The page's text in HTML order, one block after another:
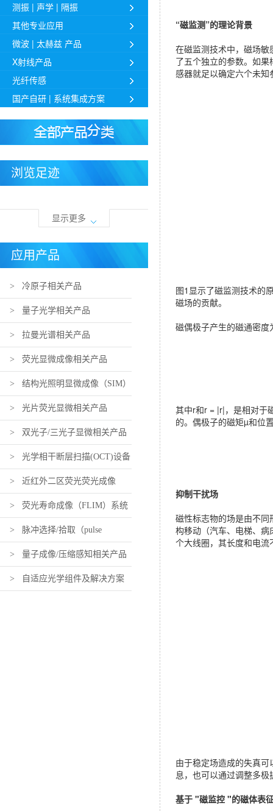
测振 | 声学 | 隔振
其他专业应用
微波 | 太赫兹 产品
X射线产品
光纤传感
国产自研 | 系统集成方案
浏览足迹
显示更多
应用产品
> 冷原子相关产品
> 量子光学相关产品
> 拉曼光谱相关产品
> 荧光显微成像相关产品
> 结构光照明显微成像（SIM）
相关产品
> 光片荧光显微相关产品
> 双光子/三光子显微相关产品
> 光学相干断层扫描(OCT)设备
及组件
> 近红外二区荧光荧光成像
（近红外活体荧光成像）设备及
组件
> 荧光寿命成像（FLIM）系统
及组件
> 脉冲选择/拾取（pulse
picking）系统及组件
> 量子成像/压缩感知相关产品
> 自适应光学组件及解决方案
“磁监测”的理论背景
在磁监测技术中，磁场敏
了五个独立的参数。如
感器就足以确定六个未
图1显示了磁监测技术的
磁场的贡献。
磁偶极子产生的磁通密度
其中r和r = |r|，是相对于
的。偶极子的磁矩µ和位
抑制干扰场
磁性标志物的场是由不
构移动（汽车、电梯、
个大线圈，其长度和电
由于稳定场造成的失真
息，也可以通过调整多
基于 "磁监控 "的磁体表